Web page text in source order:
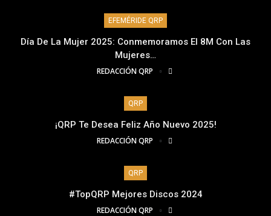
EFEMÉRIDE QRP
Día De La Mujer 2025: Conmemoramos El 8M Con Las
Mujeres…
REDACCIÓN QRP
QRP
¡QRP Te Desea Feliz Año Nuevo 2025!
REDACCIÓN QRP
QRP
#TopQRP Mejores Discos 2024
REDACCIÓN QRP